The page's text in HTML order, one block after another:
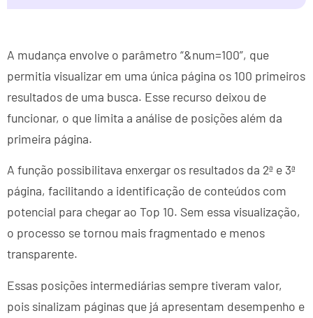
A mudança envolve o parâmetro “&num=100”, que
permitia visualizar em uma única página os 100 primeiros
resultados de uma busca. Esse recurso deixou de
funcionar, o que limita a análise de posições além da
primeira página.
A função possibilitava enxergar os resultados da 2ª e 3ª
página, facilitando a identificação de conteúdos com
potencial para chegar ao Top 10. Sem essa visualização,
o processo se tornou mais fragmentado e menos
transparente.
Essas posições intermediárias sempre tiveram valor,
pois sinalizam páginas que já apresentam desempenho e